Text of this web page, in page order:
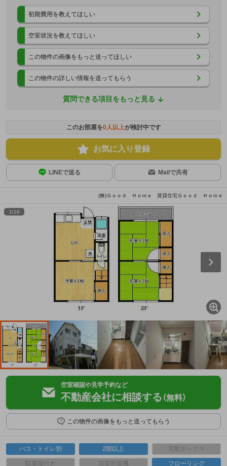
初期費用を教えてほしい
空室状況を教えてほしい
この物件の画像をもっと送ってほしい
この物件の詳しい情報を送ってもらう
質問できる項目をもっと見る
このお部屋を0人以上が検討中です
お気に入り登録
LINEで送る Mailで共有
(株)Ｇｏｏｄ Ｈｏｍｅ 賃貸住宅Ｇｏｏｄ Ｈｏｍｅ
1/16
空室確認や見学予約など
不動産会社に相談する （無料）
この物件の画像をもっと送ってもらう
バス・トイレ別 2階以上 宅配ボックス
駐車場付き 浴室乾燥機 フローリング